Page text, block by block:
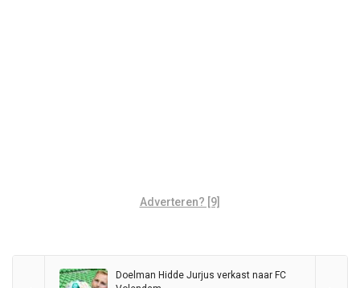
Adverteren? [9]
Doelman Hidde Jurjus verkast naar FC